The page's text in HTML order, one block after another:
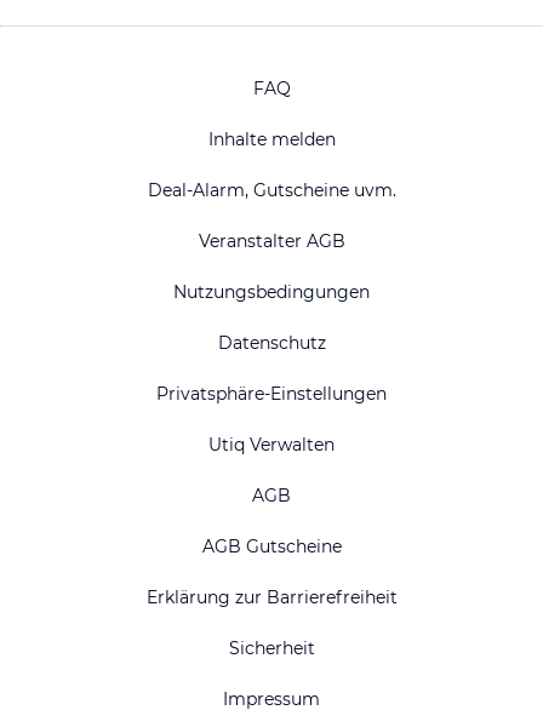
FAQ
Inhalte melden
Deal-Alarm, Gutscheine uvm.
Veranstalter AGB
Nutzungsbedingungen
Datenschutz
Privatsphäre-Einstellungen
Utiq Verwalten
AGB
AGB Gutscheine
Erklärung zur Barrierefreiheit
Sicherheit
Impressum